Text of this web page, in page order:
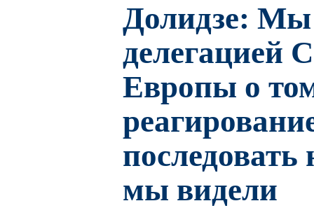
Долидзе: Мы
делегацией
Европы о
последовать
мы видели